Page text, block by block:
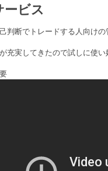
ービス
判断でトレードする人向けの
充実してきたので試しに使い